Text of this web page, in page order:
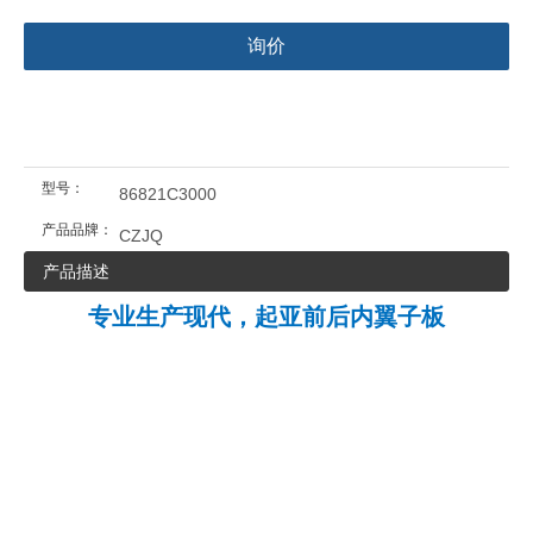
询价
型号： 86821C3000
产品品牌：
CZJQ
产品描述
专业生产现代，起亚前后内翼子板